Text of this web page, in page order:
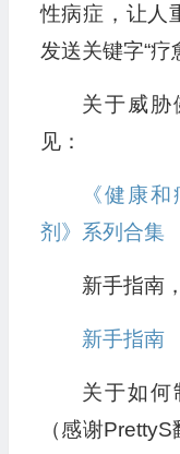
性病症，让人
发送关键字“疗
关于威
见：
《健康
剂》系列合集
新手指南
新手指南
关于如何
（感谢